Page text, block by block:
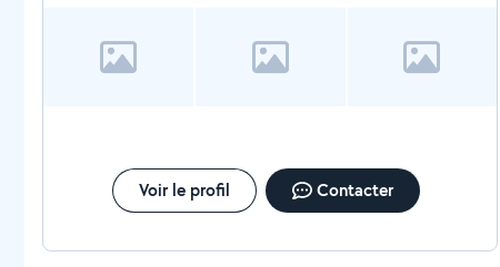
Voir le profil Contacter